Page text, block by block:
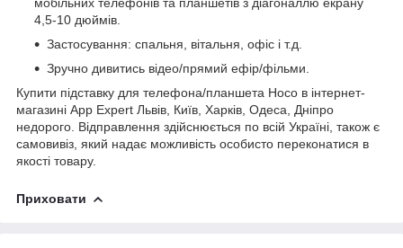
4,5-10 дюймів.
Застосування: спальня, вітальня, офіс і т.д.
Зручно дивитись відео/прямий ефір/фільми.
Купити підставку для телефона/планшета Hoco в інтернет-
магазині App Expert Львів, Київ, Харків, Одеса, Дніпро
недорого. Відправлення здійснюється по всій Україні, також є
самовивіз, який надає можливість особисто переконатися в
якості товару.
Приховати